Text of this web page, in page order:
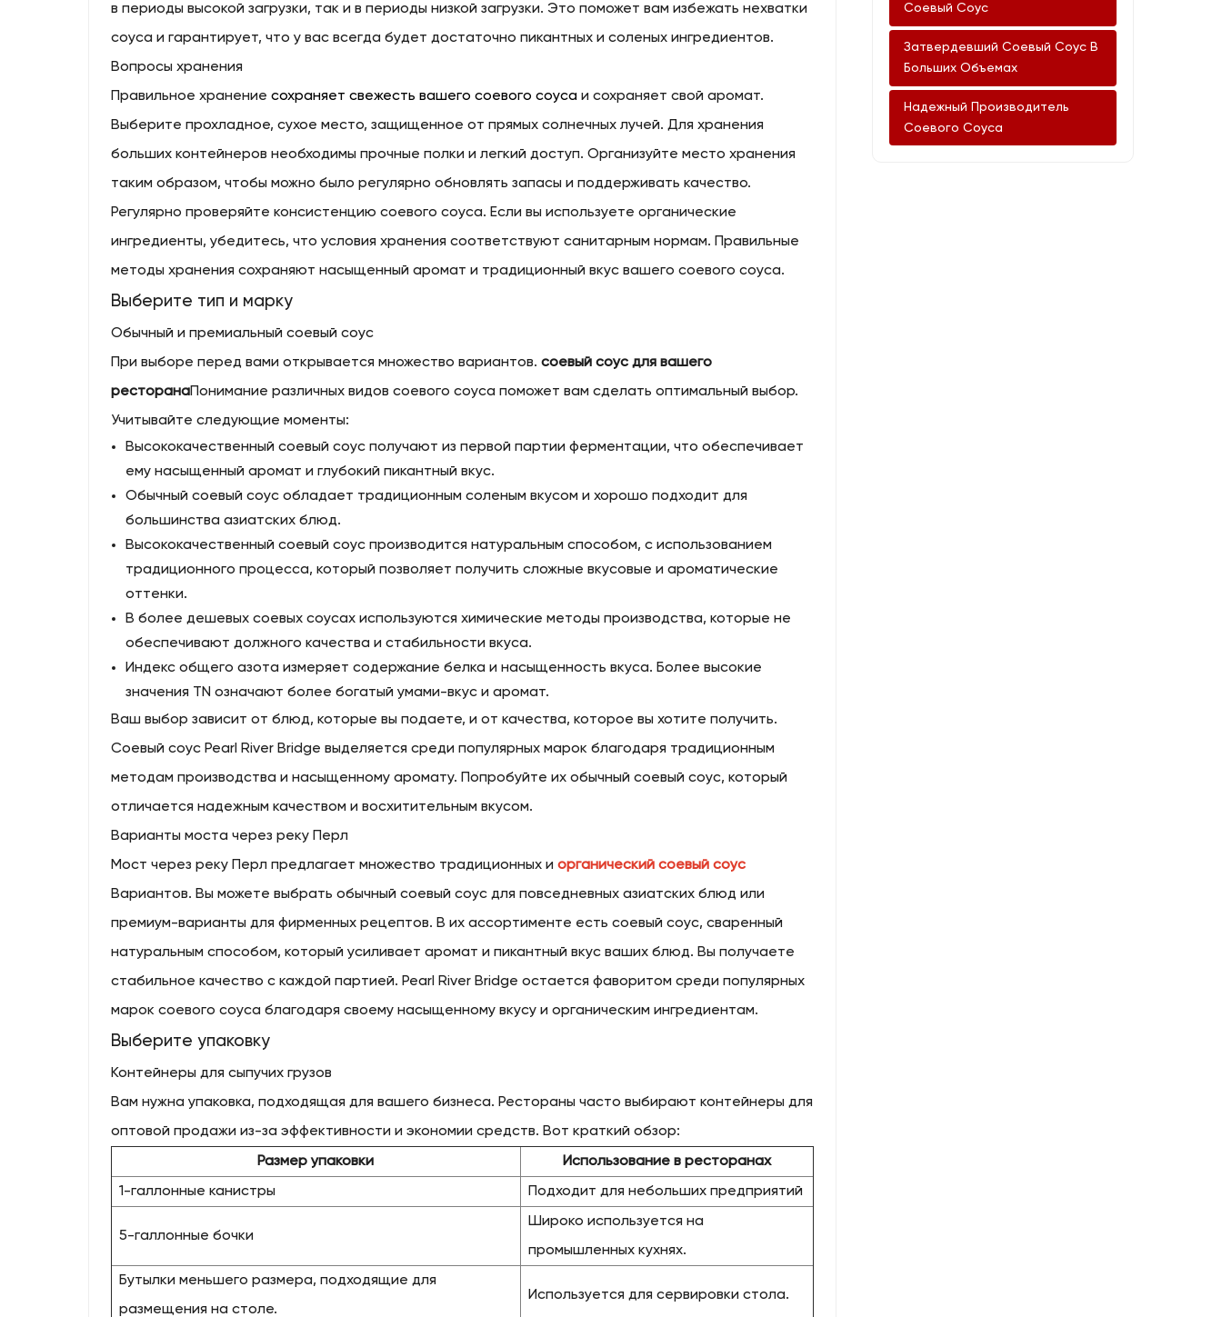
Соевый Соус
Затвердевший Соевый Соус В
Больших Объемах
Надежный Производитель
Соевого Соуса
в периоды высокой загрузки, так и в периоды низкой загрузки. Это поможет вам избежать нехватки
соуса и гарантирует, что у вас всегда будет достаточно пикантных и соленых ингредиентов.
Вопросы хранения
Правильное хранение сохраняет свежесть вашего соевого соусаи сохраняет свой аромат.
Выберите прохладное, сухое место, защищенное от прямых солнечных лучей. Для хранения
больших контейнеров необходимы прочные полки и легкий доступ. Организуйте место хранения
таким образом, чтобы можно было регулярно обновлять запасы и поддерживать качество.
Регулярно проверяйте консистенцию соевого соуса. Если вы используете органические
ингредиенты, убедитесь, что условия хранения соответствуют санитарным нормам. Правильные
методы хранения сохраняют насыщенный аромат и традиционный вкус вашего соевого соуса.
Выберите тип и марку
Обычный и премиальный соевый соус
При выборе перед вами открывается множество вариантов. соевый соус для вашего
ресторанаПонимание различных видов соевого соуса поможет вам сделать оптимальный выбор.
Учитывайте следующие моменты:
Высококачественный соевый соус получают из первой партии ферментации, что обеспечивает
ему насыщенный аромат и глубокий пикантный вкус.
Обычный соевый соус обладает традиционным соленым вкусом и хорошо подходит для
большинства азиатских блюд.
Высококачественный соевый соус производится натуральным способом, с использованием
традиционного процесса, который позволяет получить сложные вкусовые и ароматические
оттенки.
В более дешевых соевых соусах используются химические методы производства, которые не
обеспечивают должного качества и стабильности вкуса.
Индекс общего азота измеряет содержание белка и насыщенность вкуса. Более высокие
значения TN означают более богатый умами-вкус и аромат.
Ваш выбор зависит от блюд, которые вы подаете, и от качества, которое вы хотите получить.
Соевый соус Pearl River Bridge выделяется среди популярных марок благодаря традиционным
методам производства и насыщенному аромату. Попробуйте их обычный соевый соус, который
отличается надежным качеством и восхитительным вкусом.
Варианты моста через реку Перл
Мост через реку Перл предлагает множество традиционных и органический соевый соус
Вариантов. Вы можете выбрать обычный соевый соус для повседневных азиатских блюд или
премиум-варианты для фирменных рецептов. В их ассортименте есть соевый соус, сваренный
натуральным способом, который усиливает аромат и пикантный вкус ваших блюд. Вы получаете
стабильное качество с каждой партией. Pearl River Bridge остается фаворитом среди популярных
марок соевого соуса благодаря своему насыщенному вкусу и органическим ингредиентам.
Выберите упаковку
Контейнеры для сыпучих грузов
Вам нужна упаковка, подходящая для вашего бизнеса. Рестораны часто выбирают контейнеры для
оптовой продажи из-за эффективности и экономии средств. Вот краткий обзор:
Размер упаковки Использование в ресторанах
1-галлонные канистры Подходит для небольших предприятий
5-галлонные бочки
Широко используется на
промышленных кухнях.
Бутылки меньшего размера, подходящие для
размещения на столе.
Используется для сервировки стола.